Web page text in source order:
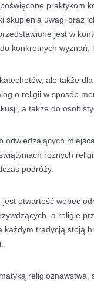
praktykom
skupienia uwagi oraz
jest w
konkretnych wyznań,
ale także
o religii w sposób
a także do
odwiedzających
różnych
podróży.
otwartość wobec
a religie
każdym tradycją stoją
religioznawstwa,